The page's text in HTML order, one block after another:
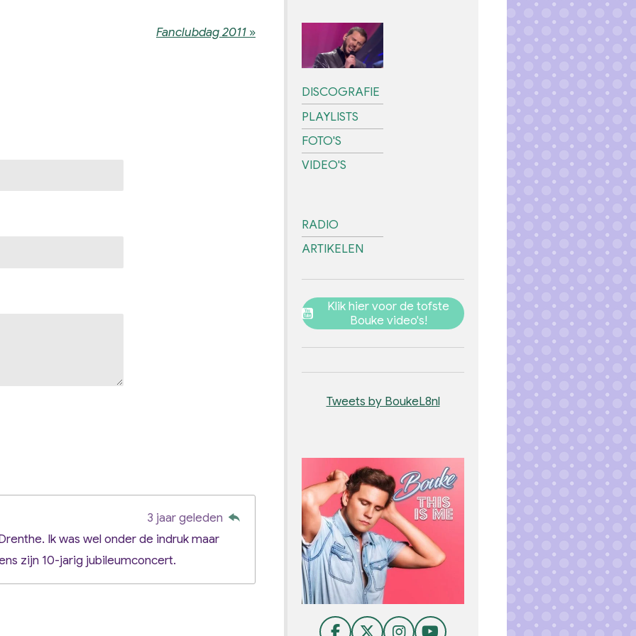
Fanclubdag 2011 »
3 jaar geleden
Ik was wel onder de indruk maar
zijn 10-jarig jubileumconcert.
DISCOGRAFIE
PLAYLISTS
FOTO'S
VIDEO'S
RADIO
ARTIKELEN
Klik hier voor de tofste
Bouke video's!
Tweets by BoukeL8nl